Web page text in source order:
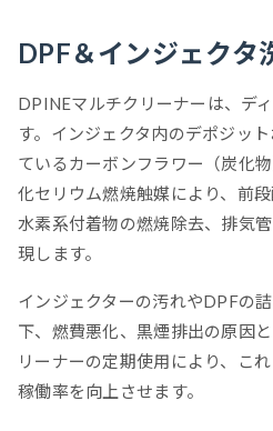
DPF＆インジェクタ
DPINEマルチクリーナーは、デ
す。インジェクタ内のデポジッ
ているカーボンフラワー（炭化
化セリウム燃焼触媒により、前
水素系付着物の燃焼除去、排気
現します。
インジェクターの汚れやDPFの
下、燃費悪化、黒煙排出の原因
リーナーの定期使用により、こ
稼働率を向上させます。